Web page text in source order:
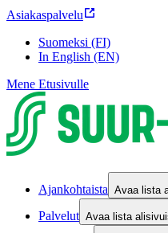
Asiakaspalvelu
Suomeksi (FI)
In English (EN)
Mene Etusivulle
Ajankohtaista Avaa lista
Palvelut Avaa lista